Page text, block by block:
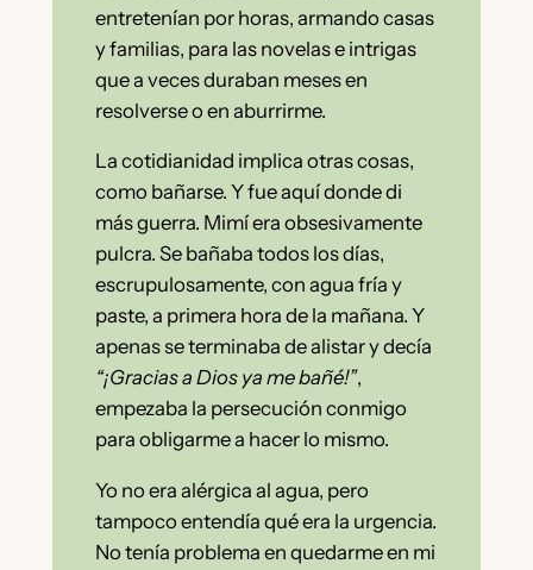
entretenían por horas, armando casas
y familias, para las novelas e intrigas
que a veces duraban meses en
resolverse o en aburrirme.
La cotidianidad implica otras cosas,
como bañarse. Y fue aquí donde di
más guerra. Mimí era obsesivamente
pulcra. Se bañaba todos los días,
escrupulosamente, con agua fría y
paste, a primera hora de la mañana. Y
apenas se terminaba de alistar y decía
“¡Gracias a Dios ya me bañé!”,
empezaba la persecución conmigo
para obligarme a hacer lo mismo.
Yo no era alérgica al agua, pero
tampoco entendía qué era la urgencia.
No tenía problema en quedarme en mi